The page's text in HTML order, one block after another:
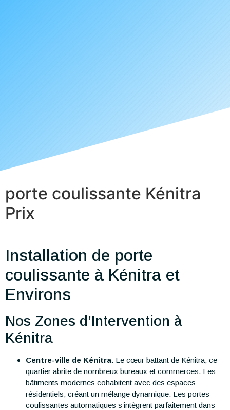
porte coulissante Kénitra
Prix
Installation de porte
coulissante à Kénitra et
Environs
Nos Zones d’Intervention à
Kénitra
Centre-ville de Kénitra: Le cœur battant de Kénitra, ce
quartier abrite de nombreux bureaux et commerces. Les
bâtiments modernes cohabitent avec des espaces
résidentiels, créant un mélange dynamique. Les portes
coulissantes automatiques s’intègrent parfaitement dans